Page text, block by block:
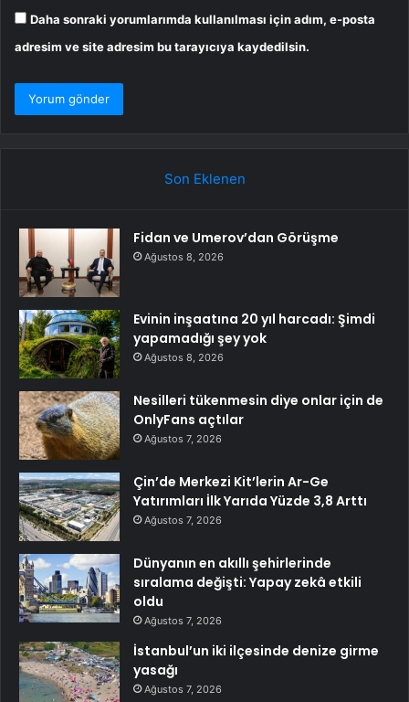
Daha sonraki yorumlarımda kullanılması için adım, e-posta
adresim ve site adresim bu tarayıcıya kaydedilsin.
Son Eklenen
Fidan ve Umerov’dan Görüşme
Ağustos 8, 2026
Evinin inşaatına 20 yıl harcadı: Şimdi
yapamadığı şey yok
Ağustos 8, 2026
Nesilleri tükenmesin diye onlar için de
OnlyFans açtılar
Ağustos 7, 2026
Çin’de Merkezi Kit’lerin Ar-Ge
Yatırımları İlk Yarıda Yüzde 3,8 Arttı
Ağustos 7, 2026
Dünyanın en akıllı şehirlerinde
sıralama değişti: Yapay zekâ etkili
oldu
Ağustos 7, 2026
İstanbul’un iki ilçesinde denize girme
yasağı
Ağustos 7, 2026